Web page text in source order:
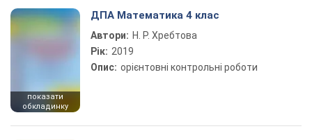
показати
обкладинку
ДПА Математика 4 клас
Автори: Н. Р. Хребтова
Рік: 2019
Опис: орієнтовні контрольні роботи